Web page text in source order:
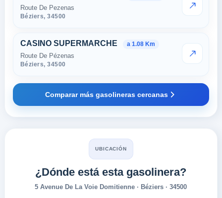
Route De Pezenas
Béziers,34500
VER
CASINO SUPERMARCHE a 1.08 Km
Route De Pézenas
Béziers,34500
VER
Comparar más gasolineras cercanas
UBICACIÓN
¿Dónde está esta gasolinera?
5 Avenue De La Voie Domitienne · Béziers · 34500